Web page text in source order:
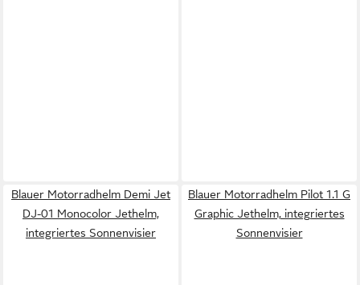
Blauer Motorradhelm Demi Jet
DJ-01 Monocolor Jethelm,
integriertes Sonnenvisier
Blauer Motorradhelm Pilot 1.1 G
Graphic Jethelm, integriertes
Sonnenvisier